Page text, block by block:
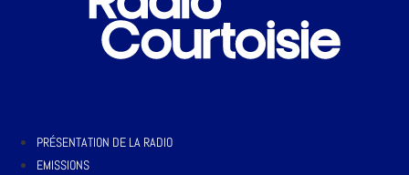
PRÉSENTATION DE LA RADIO
EMISSIONS